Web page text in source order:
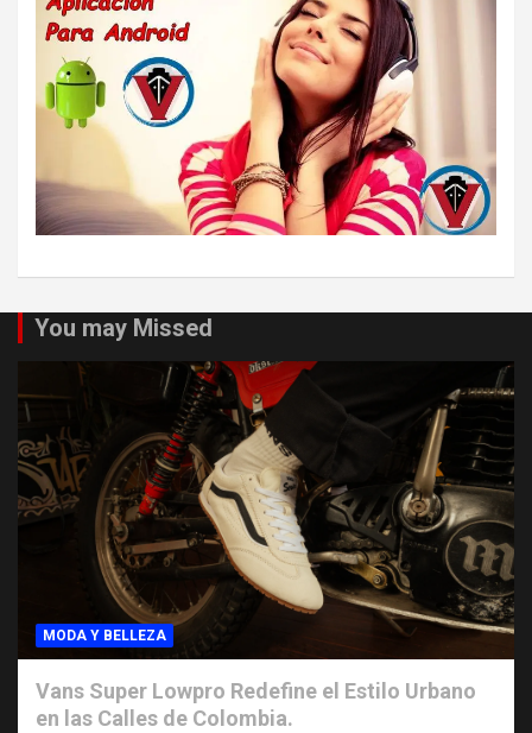
You may Missed
MODA Y BELLEZA
Vans Super Lowpro Redefine el Estilo Urbano
en las Calles de Colombia.